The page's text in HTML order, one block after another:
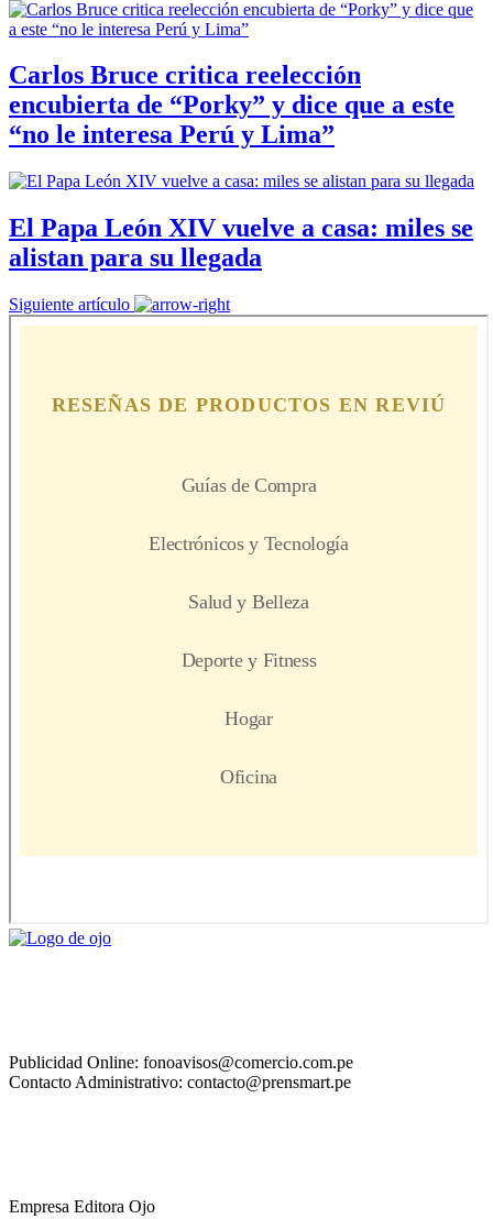
Carlos Bruce critica reelección
encubierta de “Porky” y dice que a este
“no le interesa Perú y Lima”
El Papa León XIV vuelve a casa: miles se
alistan para su llegada
Siguiente artículo
Publicidad Online: fonoavisos@comercio.com.pe
Contacto Administrativo: contacto@prensmart.pe
Empresa Editora Ojo